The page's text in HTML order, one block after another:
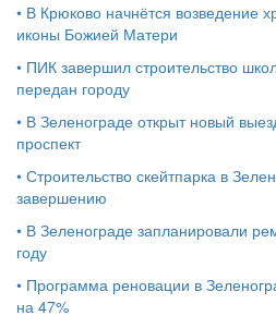
• В Крюково начнётся возведение
иконы Божией Матери
• ПИК завершил строительство
передан городу
• В Зеленограде открыт новый
проспект
• Строительство скейтпарка в
завершению
• В Зеленограде запланировали
году
• Программа реновации в
на 47%